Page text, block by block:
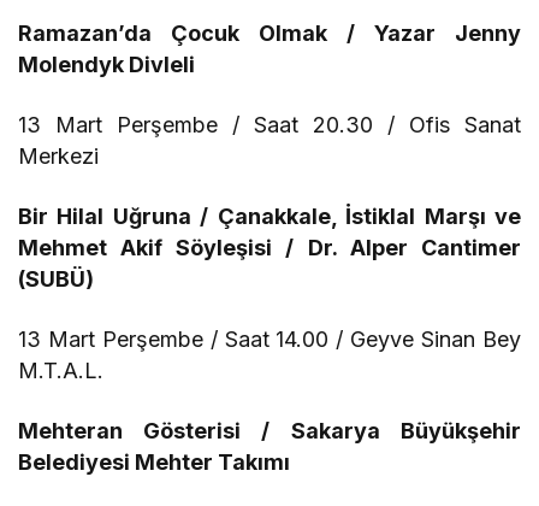
Ramazan’da Çocuk Olmak / Yazar Jenny
Molendyk Divleli
13 Mart Perşembe / Saat 20.30 / Ofis Sanat
Merkezi
Bir Hilal Uğruna / Çanakkale, İstiklal Marşı ve
Mehmet Akif Söyleşisi / Dr. Alper Cantimer
(SUBÜ)
13 Mart Perşembe / Saat 14.00 / Geyve Sinan Bey
M.T.A.L.
Mehteran Gösterisi / Sakarya Büyükşehir
Belediyesi Mehter Takımı